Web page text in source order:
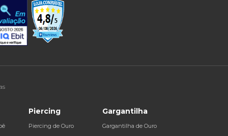
Piercing
Piercing de Ouro
Gargantilha
Gargantilha de Ouro